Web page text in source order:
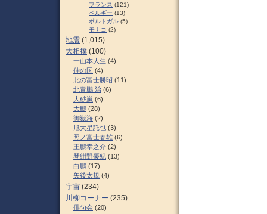
フランス (121)
ベルギー (13)
ポルトガル (5)
モナコ (2)
地震 (1,015)
大相撲 (100)
一山本大生 (4)
仲の国 (4)
北の富士勝昭 (11)
北青鵬 治 (6)
大砂嵐 (6)
大鵬 (28)
御嶽海 (2)
旭大星託也 (3)
照ノ富士春雄 (6)
王鵬幸之介 (2)
琴紺野優紀 (13)
白鵬 (17)
矢後太規 (4)
宇宙 (234)
川柳コーナー (235)
俳句会 (20)